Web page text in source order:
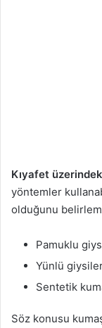
Kıyafet
yöntemler
olduğunu
Pamuklu
Yünlü
Sentetik
Söz konusu